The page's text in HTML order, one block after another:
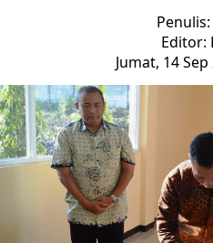
Penulis:
Editor:
Jumat, 14